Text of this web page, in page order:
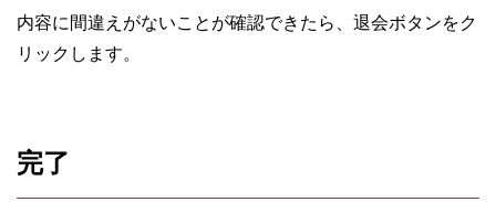
内容に間違えがないことが確認できたら、退会ボタンをク
リックします。
完了